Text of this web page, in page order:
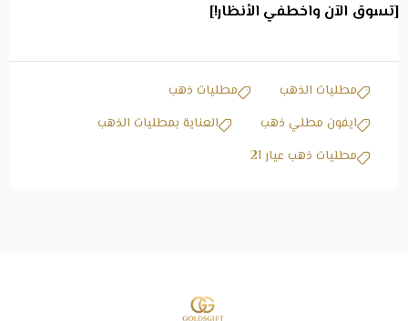
[تسوق الآن واخطفي الأنظار!]
مطليات الذهب
مطليات ذهب
ايفون مطلي ذهب
العناية بمطليات الذهب
مطليات ذهب عيار 21